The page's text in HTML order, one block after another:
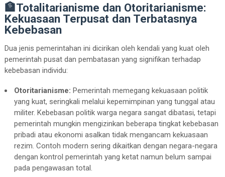
🏦Totalitarianisme dan Otoritarianisme:
Kekuasaan Terpusat dan Terbatasnya
Kebebasan
Dua jenis pemerintahan ini dicirikan oleh kendali yang kuat oleh
pemerintah pusat dan pembatasan yang signifikan terhadap
kebebasan individu:
Otoritarianisme: Pemerintah memegang kekuasaan politik
yang kuat, seringkali melalui kepemimpinan yang tunggal atau
militer. Kebebasan politik warga negara sangat dibatasi, tetapi
pemerintah mungkin mengizinkan beberapa tingkat kebebasan
pribadi atau ekonomi asalkan tidak mengancam kekuasaan
rezim. Contoh modern sering dikaitkan dengan negara-negara
dengan kontrol pemerintah yang ketat namun belum sampai
pada pengawasan total.